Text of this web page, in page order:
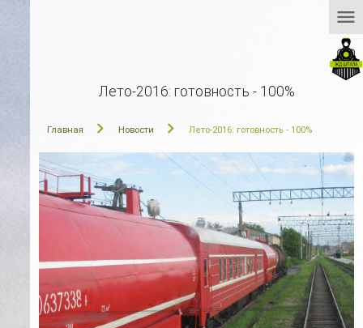
menu
Лето-2016: готовность - 100%
Главная Новости Лето-2016: готовность - 100%